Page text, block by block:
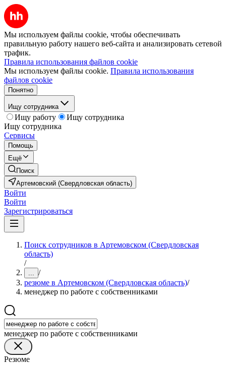
Мы используем файлы cookie, чтобы обеспечивать
правильную работу нашего веб-сайта и анализировать сетевой
трафик.
Правила использования файлов cookie
Мы используем файлы cookie. Правила использования
файлов cookie
Понятно
Ищу сотрудника
Ищу работу
Ищу сотрудника
Ищу сотрудника
Сервисы
Помощь
Ещё
Поиск
Артемовский (Свердловская область)
Войти
Войти
Зарегистрироваться
Поиск сотрудников в Артемовском (Свердловская
область)
/
... /
резюме в Артемовском (Свердловская область)/
менеджер по работе с собственниками
менеджер по работе с собственниками
Резюме